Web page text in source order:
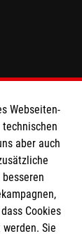
Webseiten-
aber auch
Cookies
Sie